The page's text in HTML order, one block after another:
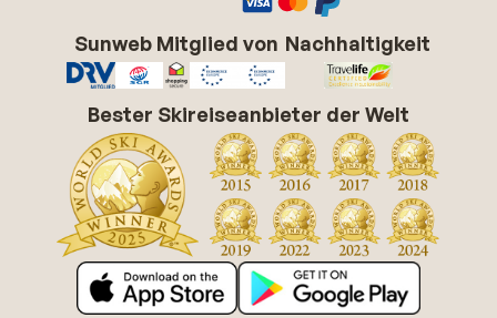
Sunweb Mitglied von Nachhaltigkeit
Bester Skireiseanbieter der Welt